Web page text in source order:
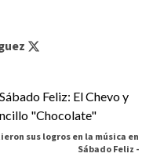
sus logros en la música en
Sábado Feliz -